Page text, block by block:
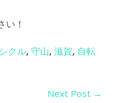
い！
クル, 守山, 滋賀, 自転
Next Post →